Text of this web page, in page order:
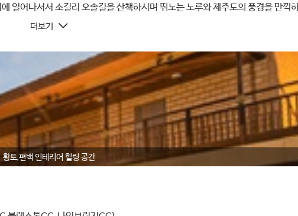
일어나셔서 소길리 오솔길을 산책하시며 뛰노는 노루와 제주도의 풍경을 만끽
더보기
황토,편백 인테리어 힐링 공간